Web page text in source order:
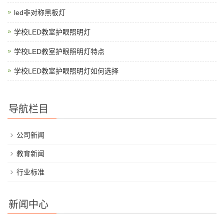
led非对称黑板灯
学校LED教室护眼照明灯
学校LED教室护眼照明灯特点
学校LED教室护眼照明灯如何选择
导航栏目
公司新闻
教育新闻
行业标准
新闻中心